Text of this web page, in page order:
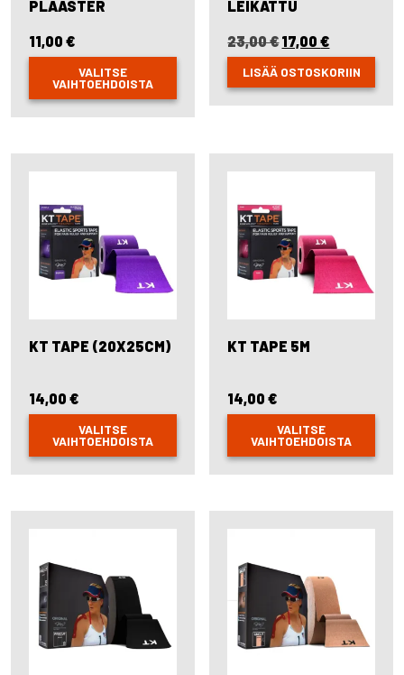
PLAASTER
11,00 €
VALITSE
VAIHTOEHDOISTA
This
product
multiple
variants.
may
be
chosen
on
the
LEIKATTU
23,00€Original
price
was:
23,00 €.
17,00€
price
is:
17,00 €.
LISÄÄ OSTOSKORIIN
KT TAPE (20X25CM)
14,00 €
VALITSE
VAIHTOEHDOISTA
This
product
multiple
variants.
may
be
chosen
on
the
product
KT TAPE 5M
14,00€
VALITSE
VAIHTOEHDOISTA
This
product
multiple
variants.
may
be
chosen
on
the
product